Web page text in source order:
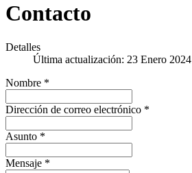
Contacto
Detalles
Última actualización: 23 Enero 2024
Nombre *
Dirección de correo electrónico *
Asunto *
Mensaje *